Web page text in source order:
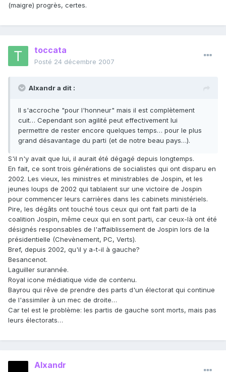
(maigre) progrès, certes.
toccata
Posté 24 décembre 2007
Alxandr a dit :
Il s'accroche "pour l'honneur" mais il est complètement
cuit… Cependant son agilité peut effectivement lui
permettre de rester encore quelques temps… pour le plus
grand désavantage du parti (et de notre beau pays…).
S'il n'y avait que lui, il aurait été dégagé depuis longtemps.
En fait, ce sont trois générations de socialistes qui ont disparu en
2002. Les vieux, les ministres et ministrables de Jospin, et les
jeunes loups de 2002 qui tablaient sur une victoire de Jospin
pour commencer leurs carrières dans les cabinets ministériels.
Pire, les dégâts ont touché tous ceux qui ont fait parti de la
coalition Jospin, même ceux qui en sont parti, car ceux-là ont été
désignés responsables de l'affaiblissement de Jospin lors de la
présidentielle (Chevènement, PC, Verts).
Bref, depuis 2002, qu'il y a-t-il à gauche?
Besancenot.
Laguiller surannée.
Royal icone médiatique vide de contenu.
Bayrou qui rêve de prendre des parts d'un électorat qui continue
de l'assimiler à un mec de droite…
Car tel est le problème: les partis de gauche sont morts, mais pas
leurs électorats…
Alxandr